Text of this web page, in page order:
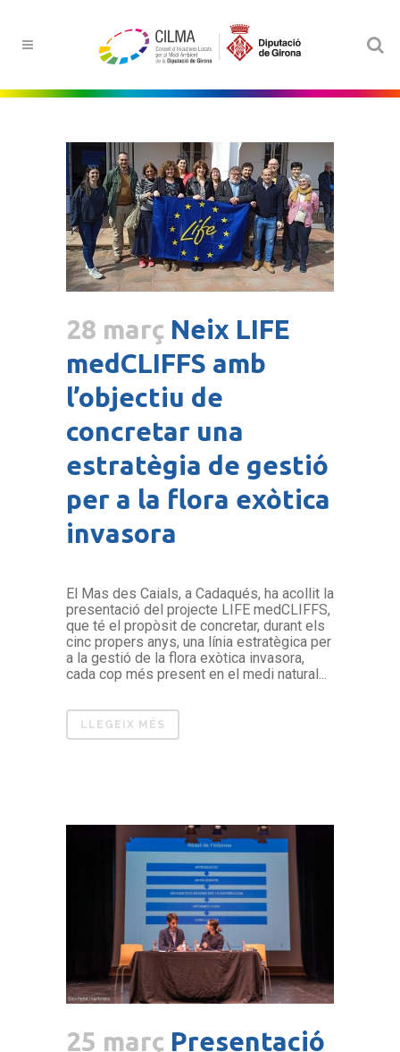
28 març Neix LIFE
medCLIFFS amb
l’objectiu de
concretar una
estratègia de gestió
per a la flora exòtica
invasora
El Mas des Caials, a Cadaqués, ha acollit la
presentació del projecte LIFE medCLIFFS,
que té el propòsit de concretar, durant els
cinc propers anys, una línia estratègica per
a la gestió de la flora exòtica invasora,
cada cop més present en el medi natural...
LLEGEIX MÉS
25 març Presentació